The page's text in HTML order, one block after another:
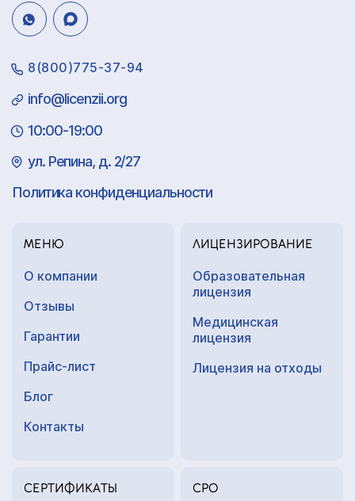
8(800)775-37-94
info@licenzii.org
10:00-19:00
ул. Репина, д. 2/27
Политика конфиденциальности
МЕНЮ
О компании
Отзывы
Гарантии
Прайс-лист
Блог
Контакты
ЛИЦЕНЗИРОВАНИЕ
Образовательная
лицензия
Медицинская
лицензия
Лицензия на отходы
СЕРТИФИКАТЫ СРО